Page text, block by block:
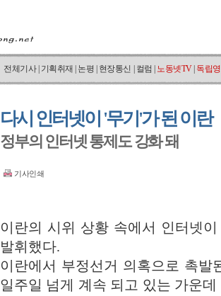
전체기사| 기획취재 논평 현장통신 컬럼 노동넷TV| 독립
다시 인터넷이 '무기'가 된 이란
정부의 인터넷 통제도 강화 돼
기사인쇄
이란의 시위 상황 속에서 인터넷
발휘했다.
이란에서 부정선거 의혹으로 촉
일주일 넘게 계속 되고 있는 가운